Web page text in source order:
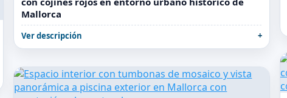
Mallorca
Ver descripción